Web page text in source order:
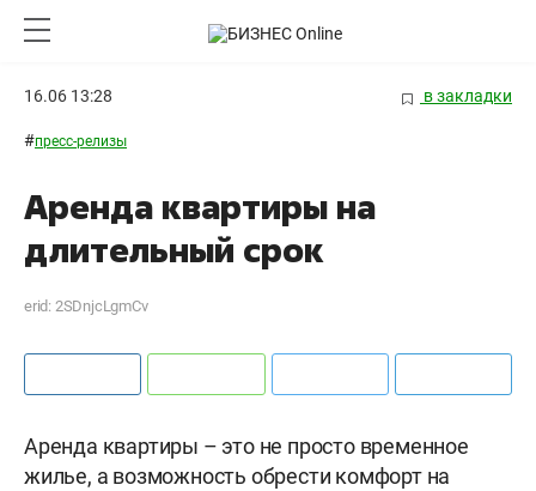
16.06 13:28 в закладки
#пресс-релизы
Аренда квартиры на
длительный срок
erid: 2SDnjcLgmCv
Аренда квартиры – это не просто временное
жилье, а возможность обрести комфорт на